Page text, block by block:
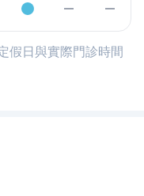
假日與實際門診時間